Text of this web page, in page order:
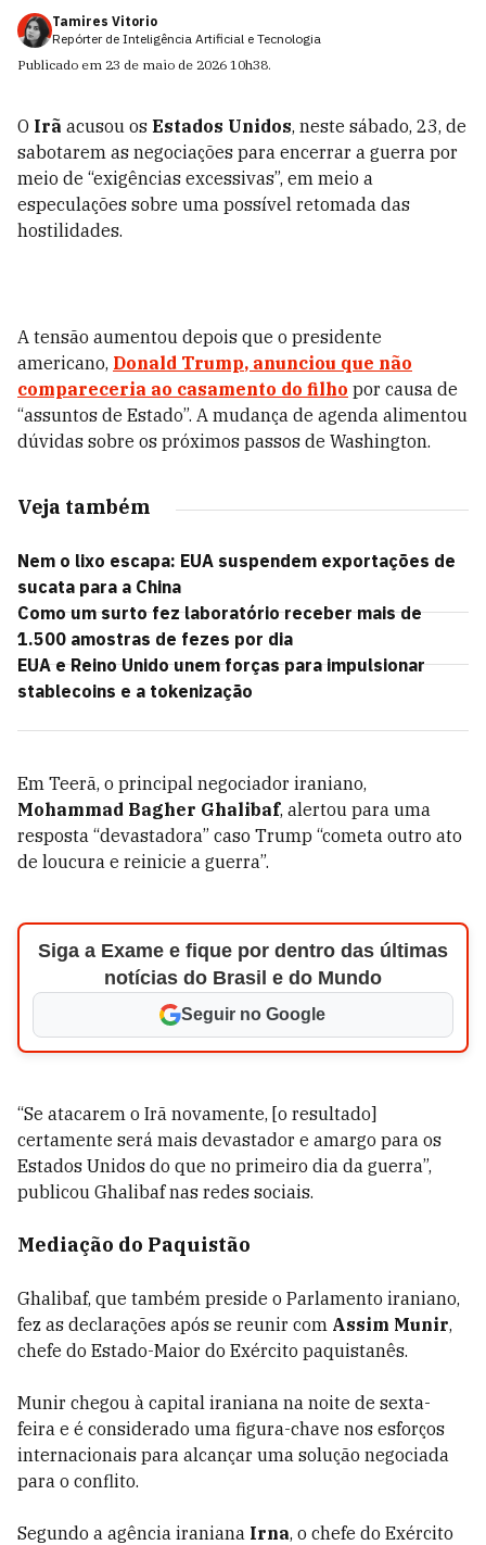
Tamires Vitorio
Repórter de Inteligência Artificial e Tecnologia
Publicado em 23 de maio de 2026 10h38.
O Irã acusou os Estados Unidos, neste sábado, 23, de
sabotarem as negociações para encerrar a guerra por
meio de “exigências excessivas”, em meio a
especulações sobre uma possível retomada das
hostilidades.
A tensão aumentou depois que o presidente
americano, Donald Trump, anunciou que não
compareceria ao casamento do filho por causa de
“assuntos de Estado”. A mudança de agenda alimentou
dúvidas sobre os próximos passos de Washington.
Veja também
Nem o lixo escapa: EUA suspendem exportações de
sucata para a China
Como um surto fez laboratório receber mais de
1.500 amostras de fezes por dia
EUA e Reino Unido unem forças para impulsionar
stablecoins e a tokenização
Em Teerã, o principal negociador iraniano,
Mohammad Bagher Ghalibaf, alertou para uma
resposta “devastadora” caso Trump “cometa outro ato
de loucura e reinicie a guerra”.
Siga a Exame e fique por dentro das últimas
notícias do Brasil e do Mundo
Seguir no Google
“Se atacarem o Irã novamente, [o resultado]
certamente será mais devastador e amargo para os
Estados Unidos do que no primeiro dia da guerra”,
publicou Ghalibaf nas redes sociais.
Mediação do Paquistão
Ghalibaf, que também preside o Parlamento iraniano,
fez as declarações após se reunir com Assim Munir,
chefe do Estado-Maior do Exército paquistanês.
Munir chegou à capital iraniana na noite de sexta-
feira e é considerado uma figura-chave nos esforços
internacionais para alcançar uma solução negociada
para o conflito.
Segundo a agência iraniana Irna, o chefe do Exército